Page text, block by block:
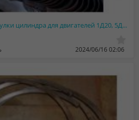
Вкладыши, поршни, втулки цилиндра для двигателей 1Д20, 5Д20, УТД-20,В-46, В-84
2024/06/16 02:06